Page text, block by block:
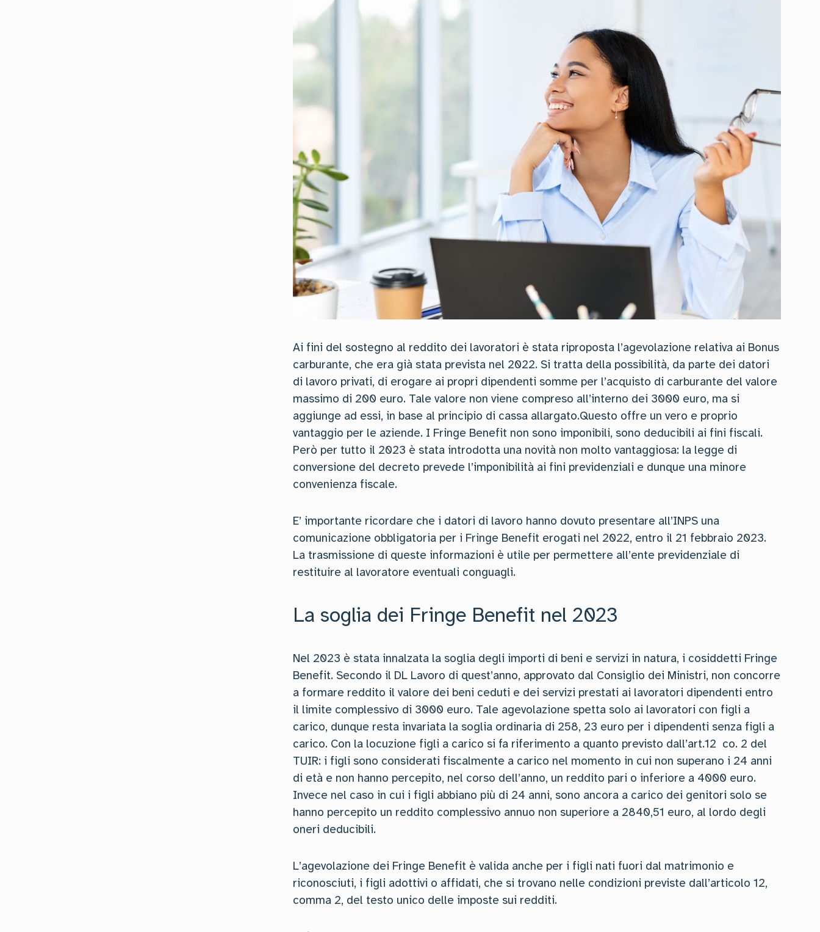
Ai fini del sostegno al reddito dei lavoratori è stata riproposta l’agevolazione relativa ai Bonus
carburante, che era già stata prevista nel 2022. Si tratta della possibilità, da parte dei datori
di lavoro privati, di erogare ai propri dipendenti somme per l’acquisto di carburante del valore
massimo di 200 euro. Tale valore non viene compreso all’interno dei 3000 euro, ma si
aggiunge ad essi, in base al principio di cassa allargato.Questo offre un vero e proprio
vantaggio per le aziende. I Fringe Benefit non sono imponibili, sono deducibili ai fini fiscali.
Però per tutto il 2023 è stata introdotta una novità non molto vantaggiosa: la legge di
conversione del decreto prevede l’imponibilità ai fini previdenziali e dunque una minore
convenienza fiscale.
E’ importante ricordare che i datori di lavoro hanno dovuto presentare all’INPS una
comunicazione obbligatoria per i Fringe Benefit erogati nel 2022, entro il 21 febbraio 2023.
La trasmissione di queste informazioni è utile per permettere all’ente previdenziale di
restituire al lavoratore eventuali conguagli.
La soglia dei Fringe Benefit nel 2023
Nel 2023 è stata innalzata la soglia degli importi di beni e servizi in natura, i cosiddetti Fringe
Benefit. Secondo il DL Lavoro di quest’anno, approvato dal Consiglio dei Ministri, non concorre
a formare reddito il valore dei beni ceduti e dei servizi prestati ai lavoratori dipendenti entro
il limite complessivo di 3000 euro. Tale agevolazione spetta solo ai lavoratori con figli a
carico, dunque resta invariata la soglia ordinaria di 258, 23 euro per i dipendenti senza figli a
carico. Con la locuzione figli a carico si fa riferimento a quanto previsto dall’art.12 co. 2 del
TUIR: i figli sono considerati fiscalmente a carico nel momento in cui non superano i 24 anni
di età e non hanno percepito, nel corso dell’anno, un reddito pari o inferiore a 4000 euro.
Invece nel caso in cui i figli abbiano più di 24 anni, sono ancora a carico dei genitori solo se
hanno percepito un reddito complessivo annuo non superiore a 2840,51 euro, al lordo degli
oneri deducibili.
L’agevolazione dei Fringe Benefit è valida anche per i figli nati fuori dal matrimonio e
riconosciuti, i figli adottivi o affidati, che si trovano nelle condizioni previste dall’articolo 12,
comma 2, del testo unico delle imposte sui redditi.